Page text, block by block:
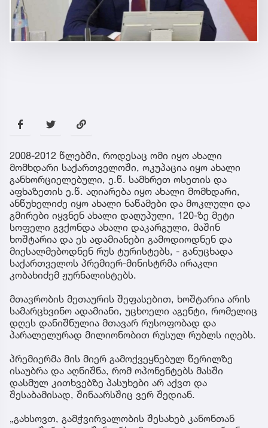
2008-2012 წლებში, როდესაც ომი იყო ახალი
მომხდარი საქართველოში, ოკუპაცია იყო ახალი
განხორციელებული, ე.წ. სამხრეთ ოსეთის და
აფხაზეთის ე.წ. აღიარება იყო ახალი მომხდარი,
ანწუხელიძე იყო ახალი ნაწამები და მოკლული და
გმირები იყვნენ ახალი დაღუპული, 120-ზე მეტი
სოფელი გვქონდა ახალი დაკარგული, მაშინ
ხოშტარია და ეს ადამიანები გამოდიოდნენ და
მიესალმებოდნენ რუს ტურისტებს, - განუცხადა
საქართველოს პრემიერ-მინისტრმა ირაკლი
კობახიძემ ჟურნალისტებს.
მთავრობის მეთაურის შეფასებით, ხოშტარია არის
სამარცხვინო ადამიანი, უცხოელი აგენტი, რომელიც
დღეს დანიშნულია მთავარ რუსოფობად და
პარალელურად მილიონობით რუსულ რუბლს იღებს.
პრემიერმა მის მიერ გამოქვეყნებულ წერილზე
ისაუბრა და აღნიშნა, რომ ოპონენტებს მასში
დასმულ კითხვებზე პასუხები არ აქვთ და
შესაბამისად, შინაარსშიც ვერ შედიან.
„გახსოვთ, გამჭვირვალობის შესახებ კანონთან